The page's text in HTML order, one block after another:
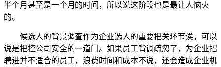
半个月甚至是一个月的时间，所以说这阶段也是最让人恼火
的。
候选人的背景调查作为企业选人的重要把关环节诶，可以
说是把控公司安全的一道门。如果员工背调疏忽了，为企业招
聘进并不适合的员工，浪费时间和成本不说，还会造成企业机